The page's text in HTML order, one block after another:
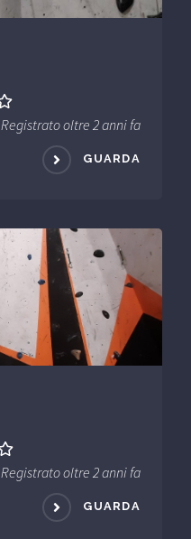
Registrato oltre 2 anni fa
GUARDA
Registrato oltre 2 anni fa
GUARDA